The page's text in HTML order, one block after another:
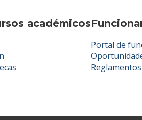
académicos
Portal de
Reglamentos